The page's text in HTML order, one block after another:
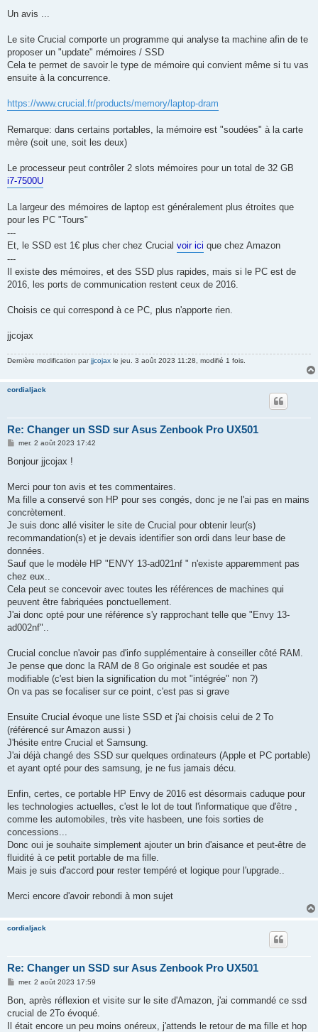
g
Un avis ...
Le site Crucial comporte un programme qui analyse ta machine afin de te
proposer un "update" mémoires / SSD
Cela te permet de savoir le type de mémoire qui convient même si tu vas
ensuite à la concurrence.
https://www.crucial.fr/products/memory/laptop-dram
Remarque: dans certains portables, la mémoire est "soudées" à la carte
mère (soit une, soit les deux)
Le processeur peut contrôler 2 slots mémoires pour un total de 32 GB
i7-7500U
La largeur des mémoires de laptop est généralement plus étroites que
pour les PC "Tours"
---
Et, le SSD est 1€ plus cher chez Crucial voir ici que chez Amazon
---
Il existe des mémoires, et des SSD plus rapides, mais si le PC est de
2016, les ports de communication restent ceux de 2016.
Choisis ce qui correspond à ce PC, plus n'apporte rien.
jjcojax
Dernière modification parjjcojax le jeu. 3 août 2023 11:28, modifié 1 fois.
cordialjack
Re: Changer un SSD sur Asus Zenbook Pro UX501
M
s
g
mer. 2 août 2023 17:42
Bonjour jjcojax !
Merci pour ton avis et tes commentaires.
Ma fille a conservé son HP pour ses congés, donc je ne l'ai pas en mains
concrètement.
Je suis donc allé visiter le site de Crucial pour obtenir leur(s)
recommandation(s) et je devais identifier son ordi dans leur base de
données.
Sauf que le modèle HP "ENVY 13-ad021nf " n'existe apparemment pas
chez eux..
Cela peut se concevoir avec toutes les références de machines qui
peuvent être fabriquées ponctuellement.
J'ai donc opté pour une référence s'y rapprochant telle que "Envy 13-
ad002nf"..
Crucial conclue n'avoir pas d'info supplémentaire à conseiller côté RAM.
Je pense que donc la RAM de 8 Go originale est soudée et pas
modifiable (c'est bien la signification du mot "intégrée" non ?)
On va pas se focaliser sur ce point, c'est pas si grave
Ensuite Crucial évoque une liste SSD et j'ai choisis celui de 2 To
(référencé sur Amazon aussi )
J'hésite entre Crucial et Samsung.
J'ai déjà changé des SSD sur quelques ordinateurs (Apple et PC portable)
et ayant opté pour des samsung, je ne fus jamais décu.
Enfin, certes, ce portable HP Envy de 2016 est désormais caduque pour
les technologies actuelles, c'est le lot de tout l'informatique que d'être ,
comme les automobiles, très vite hasbeen, une fois sorties de
concessions...
Donc oui je souhaite simplement ajouter un brin d'aisance et peut-être de
fluidité à ce petit portable de ma fille.
Mais je suis d'accord pour rester tempéré et logique pour l'upgrade..
Merci encore d'avoir rebondi à mon sujet
cordialjack
Re: Changer un SSD sur Asus Zenbook Pro UX501
M
s
a
g
mer. 2 août 2023 17:59
Bon, après réflexion et visite sur le site d'Amazon, j'ai commandé ce ssd
crucial de 2To évoqué.
Il était encore un peu moins onéreux, j'attends le retour de ma fille et hop